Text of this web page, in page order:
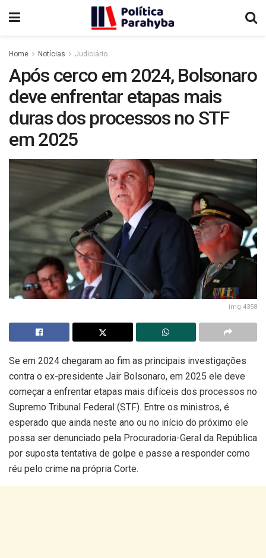
Home Notícias Judiciário
Após cerco em 2024, Bolsonaro
deve enfrentar etapas mais
duras dos processos no STF
em 2025
img 4358
Se em 2024 chegaram ao fim as principais investigações
contra o ex-presidente Jair Bolsonaro, em 2025 ele deve
começar a enfrentar etapas mais difíceis dos processos no
Supremo Tribunal Federal (STF). Entre os ministros, é
esperado que ainda neste ano ou no início do próximo ele
possa ser denunciado pela Procuradoria-Geral da República
por suposta tentativa de golpe e passe a responder como
réu pelo crime na própria Corte.